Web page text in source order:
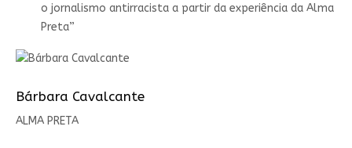
o jornalismo antirracista a partir da experiência da Alma
Preta”
Bárbara Cavalcante
ALMA PRETA